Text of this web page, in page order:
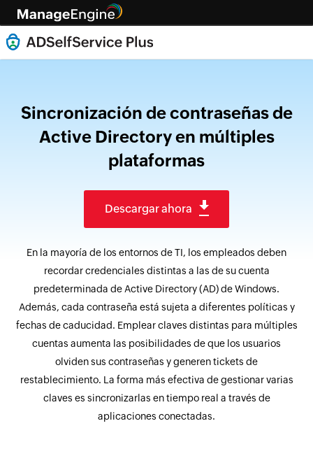
Sincronización de contraseñas de
Active Directory en múltiples
plataformas
Descargar ahora
En la mayoría de los entornos de TI, los empleados deben
recordar credenciales distintas a las de su cuenta
predeterminada de Active Directory (AD) de Windows.
Además, cada contraseña está sujeta a diferentes políticas y
fechas de caducidad. Emplear claves distintas para múltiples
cuentas aumenta las posibilidades de que los usuarios
olviden sus contraseñas y generen tickets de
restablecimiento. La forma más efectiva de gestionar varias
claves es sincronizarlas en tiempo real a través de
aplicaciones conectadas.